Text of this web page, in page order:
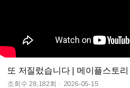
또 저질렀습니다 | 메이플스토
조회수 28,182회 2026-05-15